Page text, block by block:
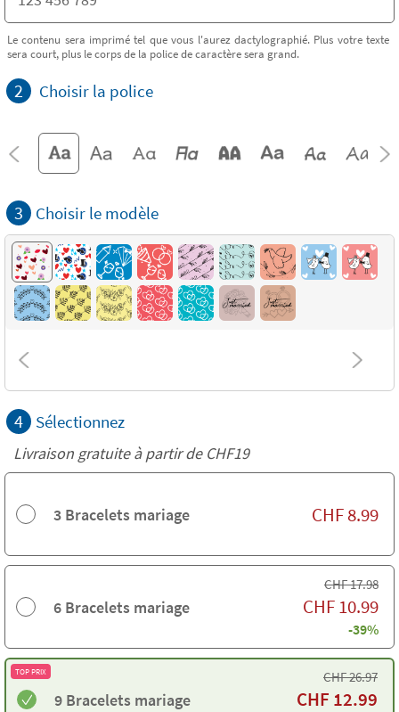
Le contenu sera imprimé tel que vous l'aurez dactylographié. Plus votre texte
sera court, plus le corps de la police de caractère sera grand.
2 Choisir la police
3 Choisir le modèle
4 Sélectionnez
Livraison gratuite à partir de CHF19
3 Bracelets mariage CHF8.99
6 Bracelets mariage
CHF17.98
CHF10.99
-39%
TOP PRIX
9 Bracelets mariage
CHF26.97
CHF 12.99